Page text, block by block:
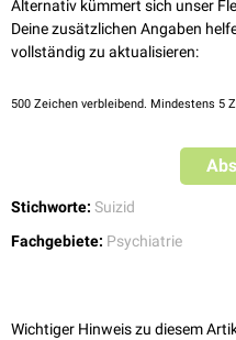
... nach Ringel
Auch bei Ringel spielen
Laufe der Zeit zu einem inneren
Verhaltenstherapeutische
verhaltenstherapeutische
Alternativ kümmert sich unser
Deine zusätzlichen Angaben
vollständig zu aktualisieren:
500 Zeichen verbleibend. Mindestens 5
Stichworte: Suizid
Fachgebiete: Psychiatrie
Wichtiger Hinweis zu diesem